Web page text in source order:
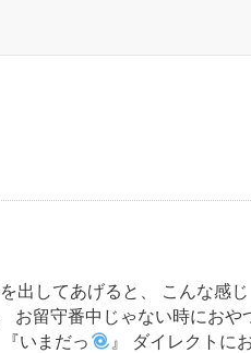
出してあげると、 こんな感じ
お留守番中じゃない時におや
『いまだっ
』 ダイレクトに